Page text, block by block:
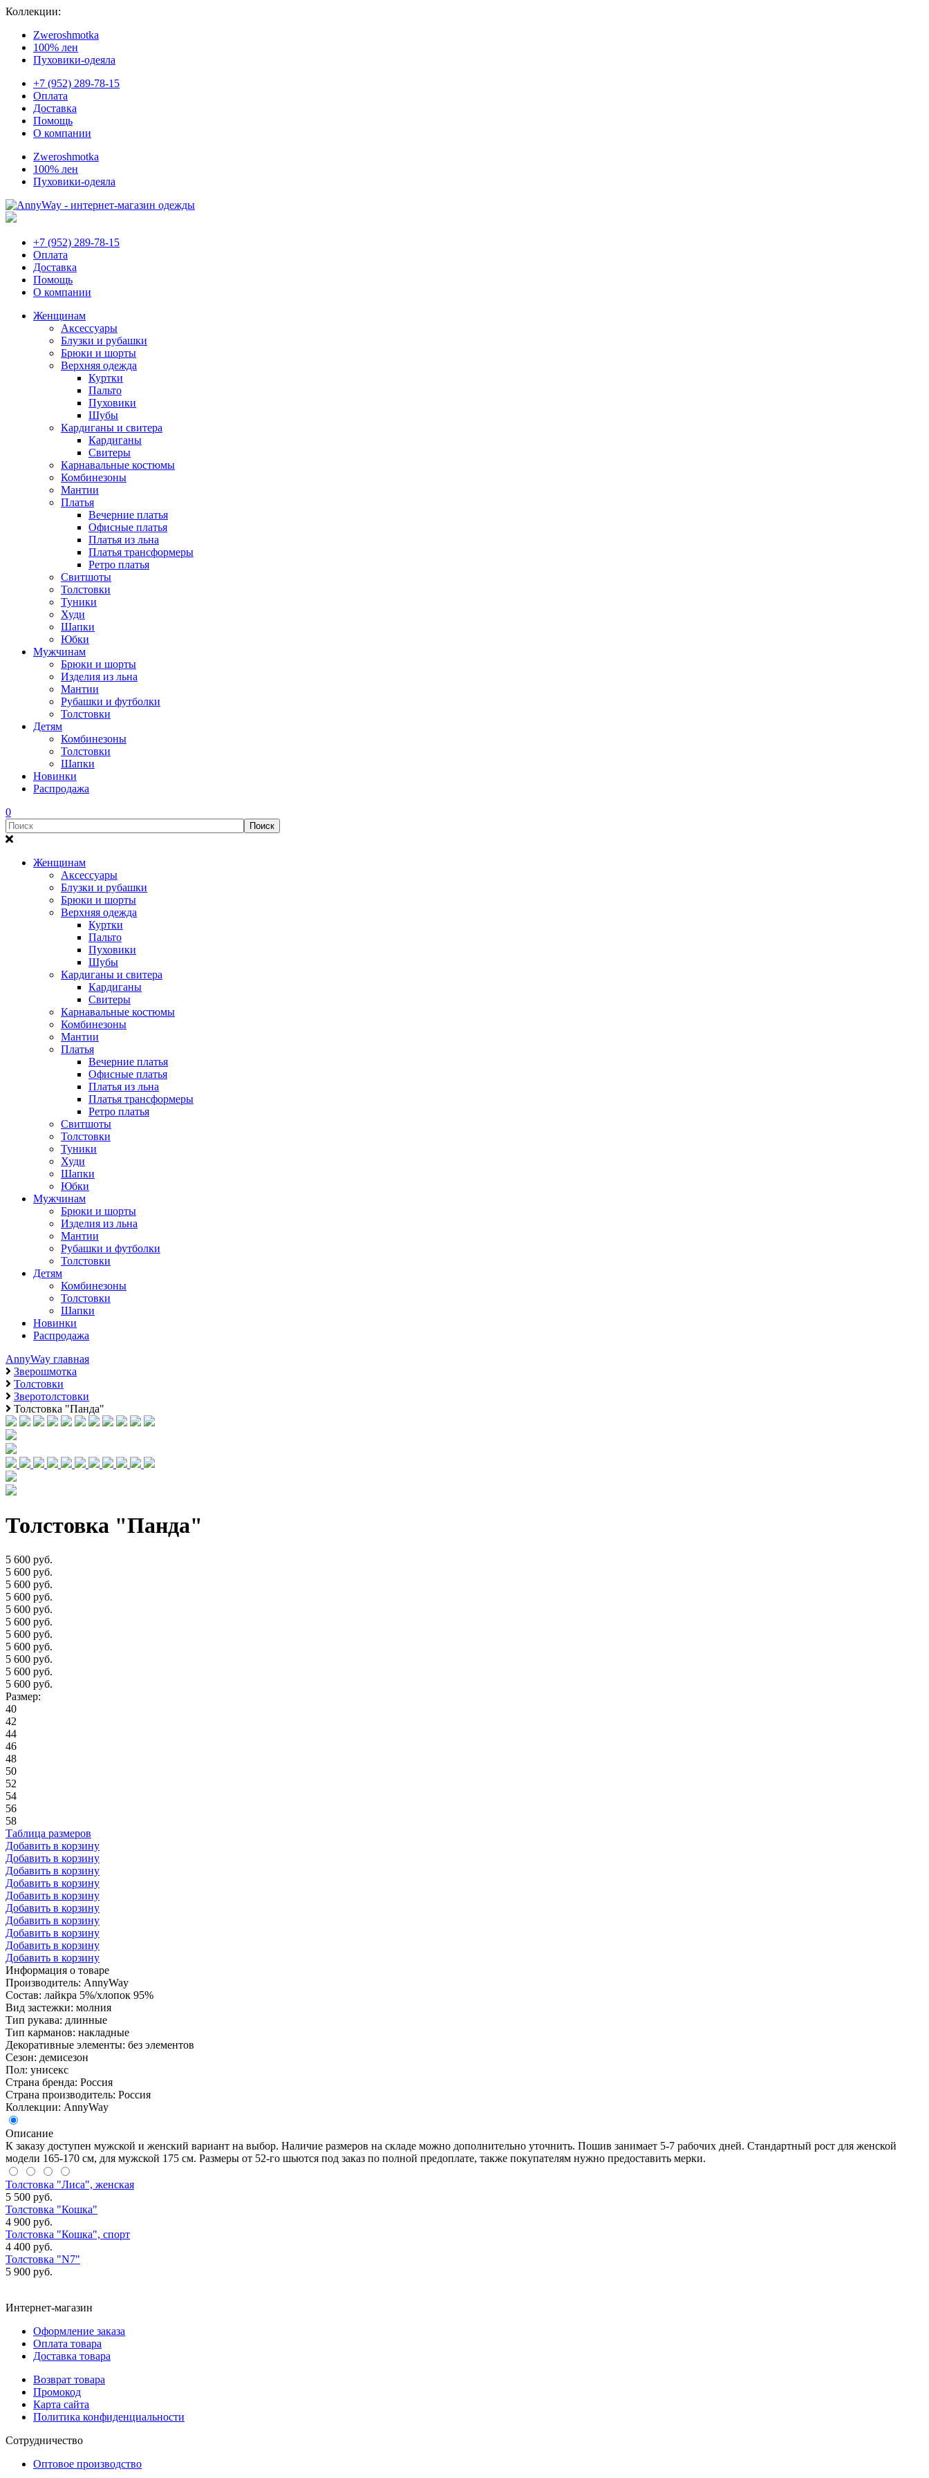
Коллекции:
Zweroshmotka
100% лен
Пуховики-одеяла
+7 (952) 289-78-15
Оплата
Доставка
Помощь
О компании
Zweroshmotka
100% лен
Пуховики-одеяла
+7 (952) 289-78-15
Оплата
Доставка
Помощь
О компании
Женщинам
Аксессуары
Блузки и рубашки
Брюки и шорты
Верхняя одежда
Куртки
Пальто
Пуховики
Шубы
Кардиганы и свитера
Кардиганы
Свитеры
Карнавальные костюмы
Комбинезоны
Мантии
Платья
Вечерние платья
Офисные платья
Платья из льна
Платья трансформеры
Ретро платья
Свитшоты
Толстовки
Туники
Худи
Шапки
Юбки
Мужчинам
Брюки и шорты
Изделия из льна
Мантии
Рубашки и футболки
Толстовки
Детям
Комбинезоны
Толстовки
Шапки
Новинки
Распродажа
0
Женщинам
Аксессуары
Блузки и рубашки
Брюки и шорты
Верхняя одежда
Куртки
Пальто
Пуховики
Шубы
Кардиганы и свитера
Кардиганы
Свитеры
Карнавальные костюмы
Комбинезоны
Мантии
Платья
Вечерние платья
Офисные платья
Платья из льна
Платья трансформеры
Ретро платья
Свитшоты
Толстовки
Туники
Худи
Шапки
Юбки
Мужчинам
Брюки и шорты
Изделия из льна
Мантии
Рубашки и футболки
Толстовки
Детям
Комбинезоны
Толстовки
Шапки
Новинки
Распродажа
AnnyWay главная
Зверошмотка
Толстовки
Зверотолстовки
Толстовка "Панда"
Толстовка "Панда"
5 600 руб.
5 600 руб.
5 600 руб.
5 600 руб.
5 600 руб.
5 600 руб.
5 600 руб.
5 600 руб.
5 600 руб.
5 600 руб.
5 600 руб.
Размер:
40
42
44
46
48
50
52
54
56
58
Таблица размеров
Добавить в корзину
Добавить в корзину
Добавить в корзину
Добавить в корзину
Добавить в корзину
Добавить в корзину
Добавить в корзину
Добавить в корзину
Добавить в корзину
Добавить в корзину
Информация о товаре
Производитель: AnnyWay
Состав: лайкра 5%/хлопок 95%
Вид застежки: молния
Тип рукава: длинные
Тип карманов: накладные
Декоративные элементы: без элементов
Сезон: демисезон
Пол: унисекс
Страна бренда: Россия
Страна производитель: Россия
Коллекции: AnnyWay
Описание
К заказу доступен мужской и женский вариант на выбор. Наличие размеров на складе можно дополнительно уточнить. Пошив занимает 5-7 рабочих дней. Стандартный рост для женской
модели 165-170 см, для мужской 175 см. Размеры от 52-го шьются под заказ по полной предоплате, также покупателям нужно предоставить мерки.
Толстовка "Лиса", женская
5 500 руб.
Толстовка "Кошка"
4 900 руб.
Толстовка "Кошка", спорт
4 400 руб.
Толстовка "N7"
5 900 руб.
Интернет-магазин
Оформление заказа
Оплата товара
Доставка товара
Возврат товара
Промокод
Карта сайта
Политика конфиденциальности
Сотрудничество
Оптовое производство